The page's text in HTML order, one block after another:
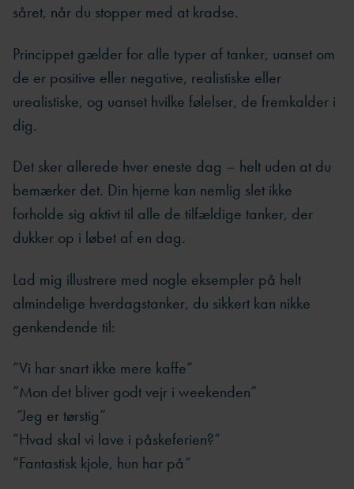
såret, når du stopper med at kradse.
Princippet gælder for alle typer af tanker, uanset om
de er positive eller negative, realistiske eller
urealistiske, og uanset hvilke følelser, de fremkalder i
dig.
Det sker allerede hver eneste dag – helt uden at du
bemærker det. Din hjerne kan nemlig slet ikke
forholde sig aktivt til alle de tilfældige tanker, der
dukker op i løbet af en dag.
Lad mig illustrere med nogle eksempler på helt
almindelige hverdagstanker, du sikkert kan nikke
genkendende til:
”Vi har snart ikke mere kaffe”
”Mon det bliver godt vejr i weekenden”
”Jeg er tørstig”
”Hvad skal vi lave i påskeferien?”
”Fantastisk kjole, hun har på”